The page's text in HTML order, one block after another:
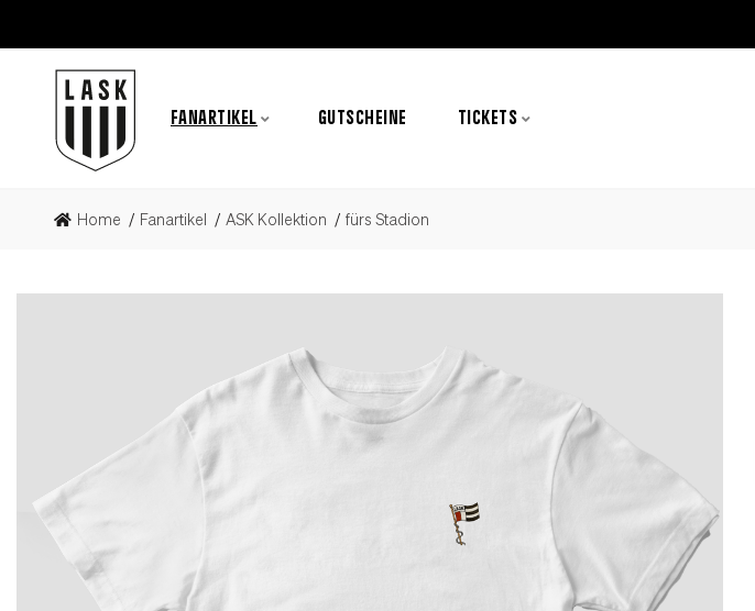
FANARTIKEL GUTSCHEINE TICKETS
Home Fanartikel ASK Kollektion fürs Stadion